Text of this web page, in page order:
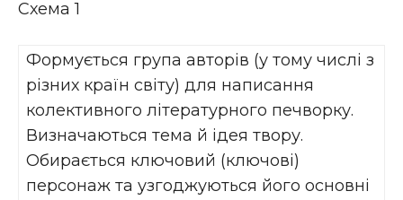
Схема 1
Формується група авторів (у тому числі з
різних країн світу) для написання
колективного літературного печворку.
Визначаються тема й ідея твору.
Обирається ключовий (ключові)
персонаж та узгоджуються його основні